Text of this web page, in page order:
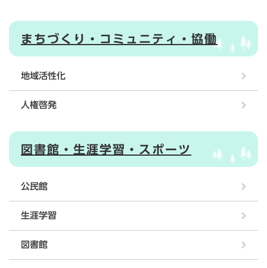
まちづくり・コミュニティ・協働
地域活性化
人権啓発
図書館・生涯学習・スポーツ
公民館
生涯学習
図書館